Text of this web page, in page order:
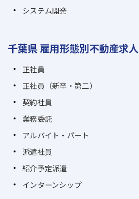
システム開発
千葉県 雇用形態別不動産求人
正社員
正社員（新卒・第二）
契約社員
業務委託
アルバイト・パート
派遣社員
紹介予定派遣
インターンシップ